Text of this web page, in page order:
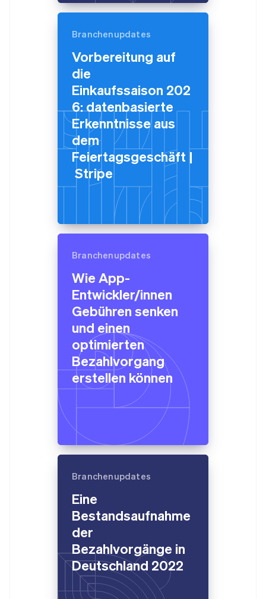
Branchenupdates
Vorbereitung auf
die
Einkaufssaison 202
6: datenbasierte
Erkenntnisse aus
dem
Feiertagsgeschäft |
Stripe
Branchenupdates
Wie App-
Entwickler/innen
Gebühren senken
und einen
optimierten
Bezahlvorgang
erstellen können
Branchenupdates
Eine
Bestandsaufnahme
der
Bezahlvorgänge in
Deutschland 2022
Australien
NederlandsFrançaisDeutschEnglish
English
Bulgarien
Dänemark
English
Deutschland
Estland
Festlandchina
English
Finnland
Frankreich
Griechenland
Indien